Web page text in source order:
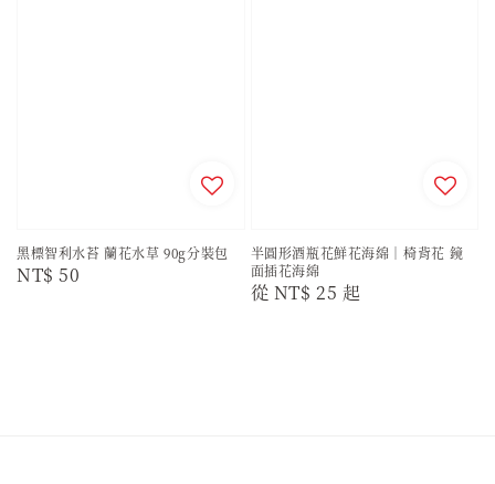
黑標智利水苔 蘭花水草 90g分裝包
Regular
NT$ 50
半圓形酒瓶花鮮花海綿｜椅背花 鏡
面插花海綿
Regular
從 NT$ 25 起